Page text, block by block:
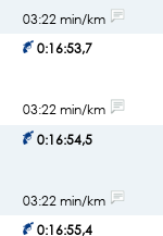
03:22 min/km
0:16:53,7
03:22 min/km
0:16:54,5
03:22 min/km
0:16:55,4